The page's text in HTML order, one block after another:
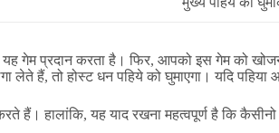
प्रदान करता है। फिर, आपको इस गेम को
हैं, तो होस्ट धन पहिये को घुमाएगा। यदि
हालांकि, यह याद रखना महत्वपूर्ण है कि